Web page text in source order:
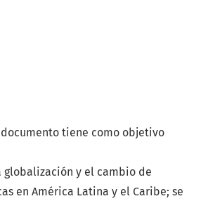
tiene como objetivo
y el cambio de
en América Latina y el Caribe; se